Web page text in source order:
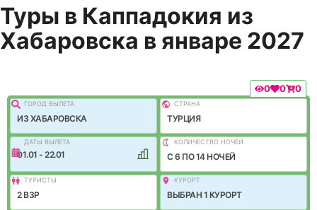
Туры в Каппадокия из
Хабаровска в январе 2027
0 0 0
ГОРОД ВЫЛEТА
ИЗ ХАБАРОВСКА
СТРАНА
ТУРЦИЯ
ДАТЫ ВЫЛЕТА
01.01 - 22.01
КОЛИЧЕСТВО НОЧЕЙ
C 6 ПО 14 НОЧЕЙ
ТУРИСТЫ
2 ВЗР
КУРОРТ
ВЫБРАН 1 КУРОРТ